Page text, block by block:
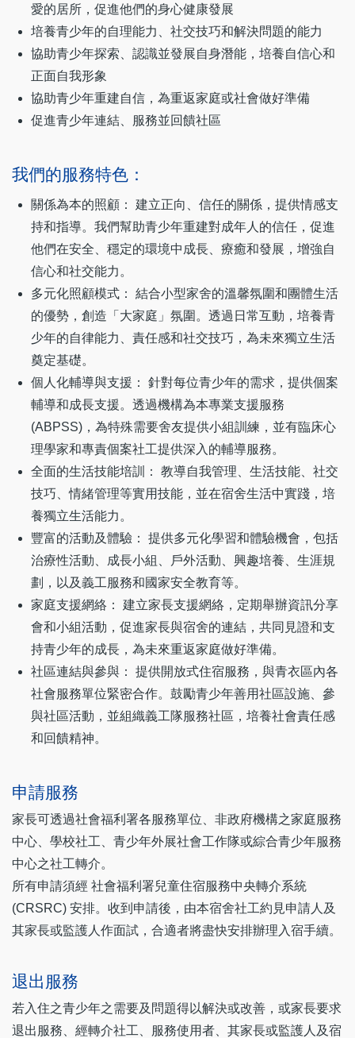
愛的居所，促進他們的身心健康發展
培養青少年的自理能力、社交技巧和解決問題的能力
協助青少年探索、認識並發展自身潛能，培養自信心和
正面自我形象
協助青少年重建自信，為重返家庭或社會做好準備
促進青少年連結、服務並回饋社區
我們的服務特色：
關係為本的照顧： 建立正向、信任的關係，提供情感支
持和指導。我們幫助青少年重建對成年人的信任，促進
他們在安全、穩定的環境中成長、療癒和發展，增強自
信心和社交能力。
多元化照顧模式： 結合小型家舍的溫馨氛圍和團體生活
的優勢，創造「大家庭」氛圍。透過日常互動，培養青
少年的自律能力、責任感和社交技巧，為未來獨立生活
奠定基礎。
個人化輔導與支援： 針對每位青少年的需求，提供個案
輔導和成長支援。透過機構為本專業支援服務
(ABPSS)，為特殊需要舍友提供小組訓練，並有臨床心
理學家和專責個案社工提供深入的輔導服務。
全面的生活技能培訓： 教導自我管理、生活技能、社交
技巧、情緒管理等實用技能，並在宿舍生活中實踐，培
養獨立生活能力。
豐富的活動及體驗： 提供多元化學習和體驗機會，包括
治療性活動、成長小組、戶外活動、興趣培養、生涯規
劃，以及義工服務和國家安全教育等。
家庭支援網絡： 建立家長支援網絡，定期舉辦資訊分享
會和小組活動，促進家長與宿舍的連結，共同見證和支
持青少年的成長，為未來重返家庭做好準備。
社區連結與參與： 提供開放式住宿服務，與青衣區內各
社會服務單位緊密合作。鼓勵青少年善用社區設施、參
與社區活動，並組織義工隊服務社區，培養社會責任感
和回饋精神。
申請服務
家長可透過社會福利署各服務單位、非政府機構之家庭服務
中心、學校社工、青少年外展社會工作隊或綜合青少年服務
中心之社工轉介。
所有申請須經 社會福利署兒童住宿服務中央轉介系統
(CRSRC) 安排。收到申請後，由本宿舍社工約見申請人及
其家長或監護人作面試，合適者將盡快安排辦理入宿手續。
退出服務
若入住之青少年之需要及問題得以解決或改善，或家長要求
退出服務、經轉介社工、服務使用者、其家長或監護人及宿